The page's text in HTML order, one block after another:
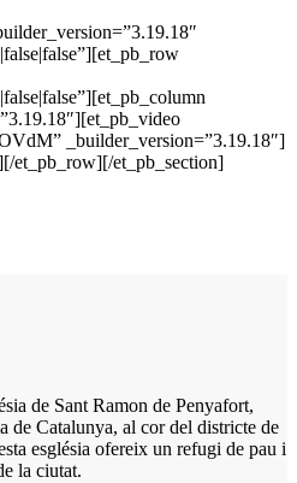
_builder_version=”3.19.18″]
et_pb_row][/et_pb_section]
de Sant Ramon de Penyafort,
de Catalunya, al cor del districte de
església ofereix un refugi de pau i
la ciutat.